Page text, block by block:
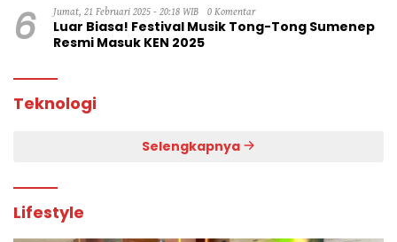
6 Jumat, 21 Februari 2025 - 20:18 WIB 0 Komentar
Luar Biasa! Festival Musik Tong-Tong Sumenep
Resmi Masuk KEN 2025
Teknologi
Selengkapnya
Lifestyle